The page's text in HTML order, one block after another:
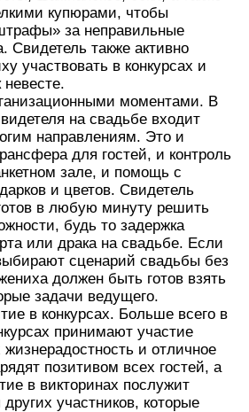
купюрами, чтобы
за неправильные
Свидетель также активно
участвовать в конкурсах и
невесте.
моментами. В
на свадьбе входит
направлениям. Это и
для гостей, и контроль
зале, и помощь с
и цветов. Свидетель
в любую минуту решить
будь то задержка
или драка на свадьбе. Если
сценарий свадьбы без
должен быть готов взять
задачи ведущего.
в конкурсах. Больше всего в
принимают участие
и отличное
позитивом всех гостей, а
в викторинах послужит
участников, которые